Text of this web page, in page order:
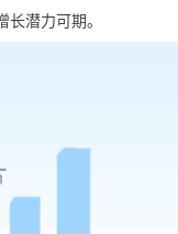
长潜力可期。